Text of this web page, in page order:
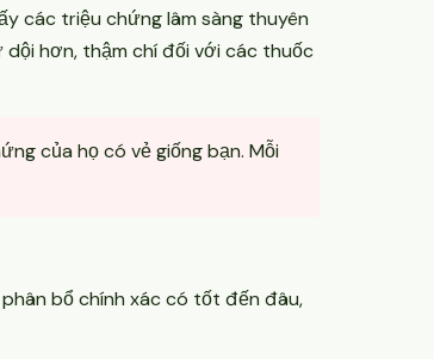
các triệu chứng lâm sàng thuyên
hơn, thậm chí đối với các thuốc
của họ có vẻ giống bạn. Mỗi
bổ chính xác có tốt đến đâu,